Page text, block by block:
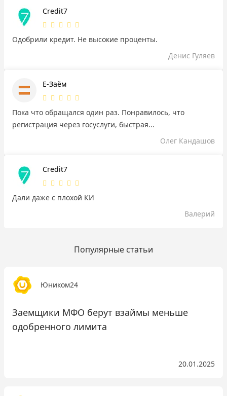
Credit7
Одобрили кредит. Не высокие проценты.
Денис Гуляев
Е-Заём
Пока что обращался один раз. Понравилось, что
регистрация через госуслуги, быстрая...
Олег Кандашов
Credit7
Дали даже с плохой КИ
Валерий
Популярные статьи
Юником24
Заемщики МФО берут взаймы меньше
одобренного лимита
20.01.2025